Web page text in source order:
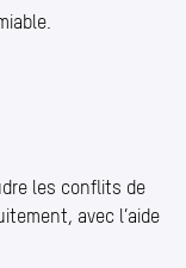
les conflits de
avec l’aide